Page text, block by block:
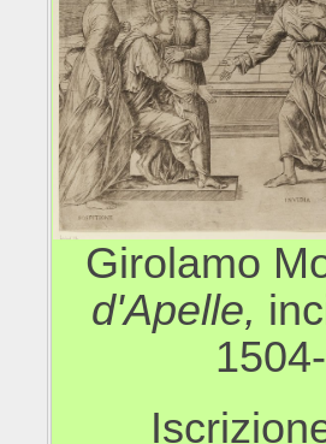
Girolamo
d'Apelle,